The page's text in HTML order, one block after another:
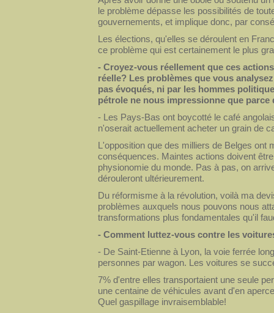
le problème dépasse les possibilités de
gouvernements, et implique donc, par
Les élections, qu'elles se déroulent en
ce problème qui est certainement le plus
- Croyez-vous réellement que ces
réelle? Les problèmes que vous
pas évoqués, ni par les hommes
pétrole ne nous impressionne que
- Les Pays-Bas ont boycotté le café
n'oserait actuellement acheter un grain de
L'opposition que des milliers de Belges ont
conséquences. Maintes actions doivent
physionomie du monde. Pas à pas, on
dérouleront ultérieurement.
Du réformisme à la révolution, voilà ma
problèmes auxquels nous pouvons nous
transformations plus fondamentales qu'il
- Comment luttez-vous contre les
- De Saint-Etienne à Lyon, la voie ferrée
personnes par wagon. Les voitures se
7% d'entre elles transportaient une seule
une centaine de véhicules avant d'en
Quel gaspillage invraisemblable!